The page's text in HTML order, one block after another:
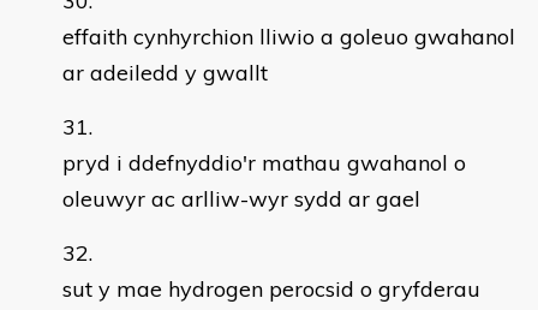
effaith cynhyrchion lliwio a goleuo gwahanol
ar adeiledd y gwallt
pryd i ddefnyddio'r mathau gwahanol o
oleuwyr ac arlliw-wyr sydd ar gael
sut y mae hydrogen perocsid o gryfderau